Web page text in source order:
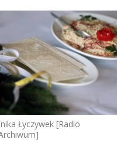
Łyczywek [Radio